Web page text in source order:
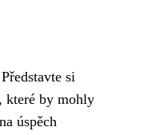
si
, které by mohly
úspěch